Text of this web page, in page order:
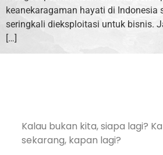
keanekaragaman hayati di Indonesia
seringkali dieksploitasi untuk bisnis.
[…]
Kalau bukan kita, siapa lagi?
sekarang, kapan lagi?